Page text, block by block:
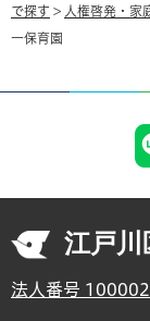
で探す > 人権啓発・家
一保育園
江戸川
法人番号